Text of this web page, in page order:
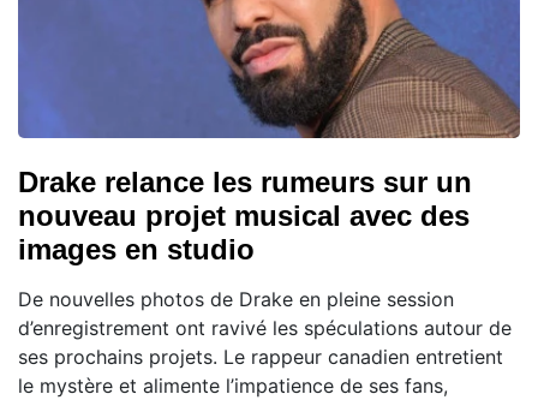
Drake relance les rumeurs sur un
nouveau projet musical avec des
images en studio
De nouvelles photos de Drake en pleine session
d’enregistrement ont ravivé les spéculations autour de
ses prochains projets. Le rappeur canadien entretient
le mystère et alimente l’impatience de ses fans,